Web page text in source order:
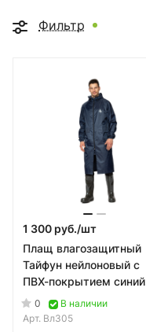
Фильтр
1 300 руб./шт
Плащ влагозащитный
Тайфун нейлоновый с
ПВХ-покрытием синий
(56-58 182-188)
0
В наличии
Арт. Вл305